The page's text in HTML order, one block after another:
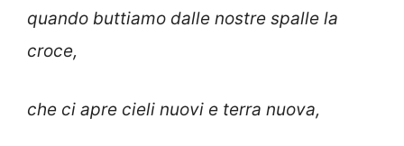
quando buttiamo dalle nostre spalle la
croce,
che ci apre cieli nuovi e terra nuova,